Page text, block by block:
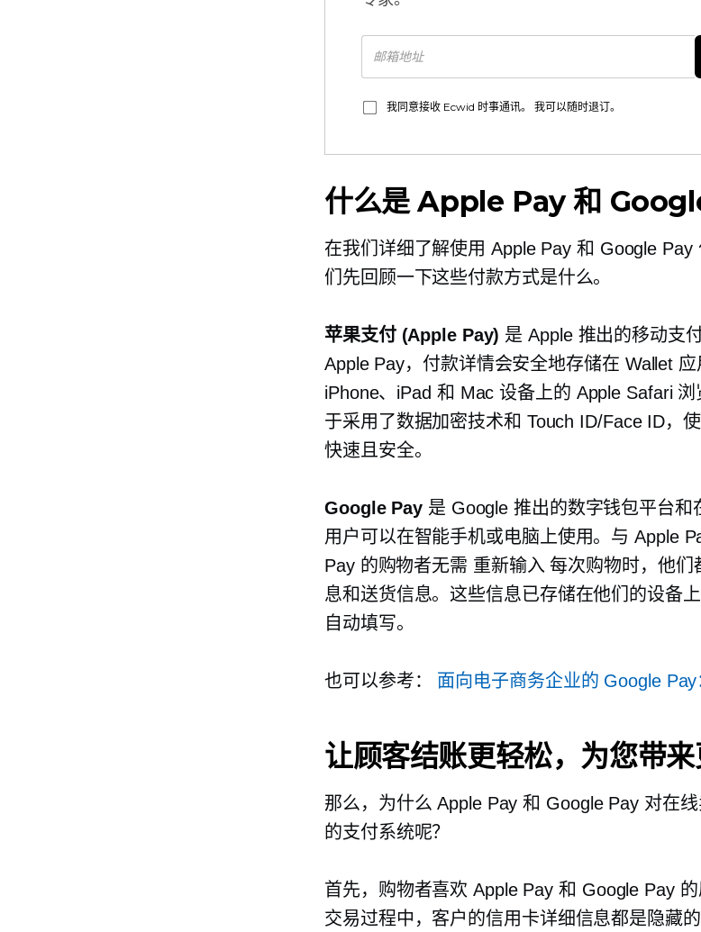
我同意接收 Ecwid 时事通讯。 我可以随时退订。
什么是 Apple Pay 和
在我们详细了解使用 Apple Pay 和 Google
们先回顾一下这些付款方式是什么。
苹果支付 (Apple Pay) 是 Apple 推出的移动支
Apple Pay，付款详情会安全地存储在 Wallet
iPhone、iPad 和 Mac 设备上的 Apple Safari
于采用了数据加密技术和 Touch ID/Face ID，
快速且安全。
Google Pay 是 Google 推出的数字钱包平台和
用户可以在智能手机或电脑上使用。与 Apple
Pay 的购物者无需 重新输入 每次购物时，他们
息和送货信息。这些信息已存储在他们的设备
自动填写。
也可以参考： 面向电子商务企业的 Google
让顾客结账更轻松，为您带
那么，为什么 Apple Pay 和 Google Pay 对在
的支付系统呢？
首先，购物者喜欢 Apple Pay 和 Google Pay 的
交易过程中，客户的信用卡详细信息都是隐藏